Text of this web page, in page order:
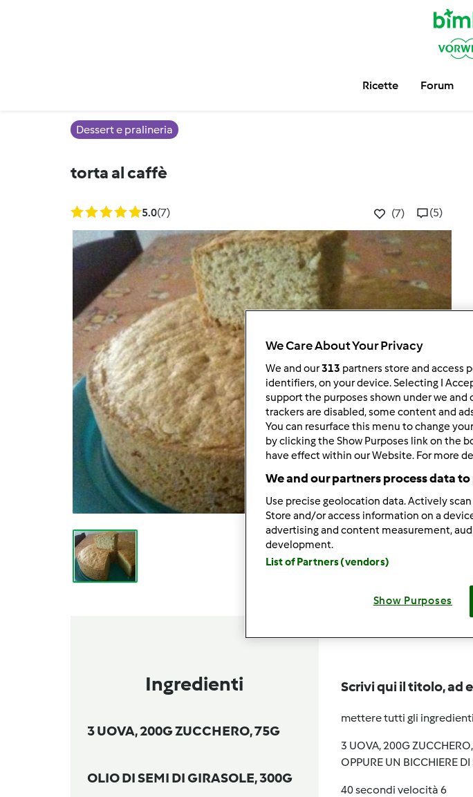
Ricette Forum
Dessert e pralineria
torta al caffè
5.0(7) (7) (5)
Ingredienti
3 UOVA, 200G ZUCCHERO, 75G
OLIO DI SEMI DI GIRASOLE, 300G
Scrivi qui il titolo, ad
mettere tutti gli
3 UOVA, 200G
OPPURE UN BICCHIERE
40 secondi velocità 6
We Care About Your Privacy
We and our313 partners store and access
identifiers, on your device. Selecting I
support the purposes shown under we and
trackers are disabled, some content and
You can resurface this menu to change
by clicking the Show Purposes link on the
have effect within our Website. For more
We and our partners process data
Use precise geolocation data. Actively
Store and/or access information on a
advertising and content measurement,
development.
List of Partners (vendors)
Show Purposes